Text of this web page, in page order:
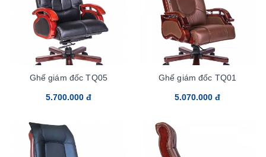
Ghế giám đốc TQ05
5.700.000 đ
Ghế giám đốc TQ01
5.070.000 đ